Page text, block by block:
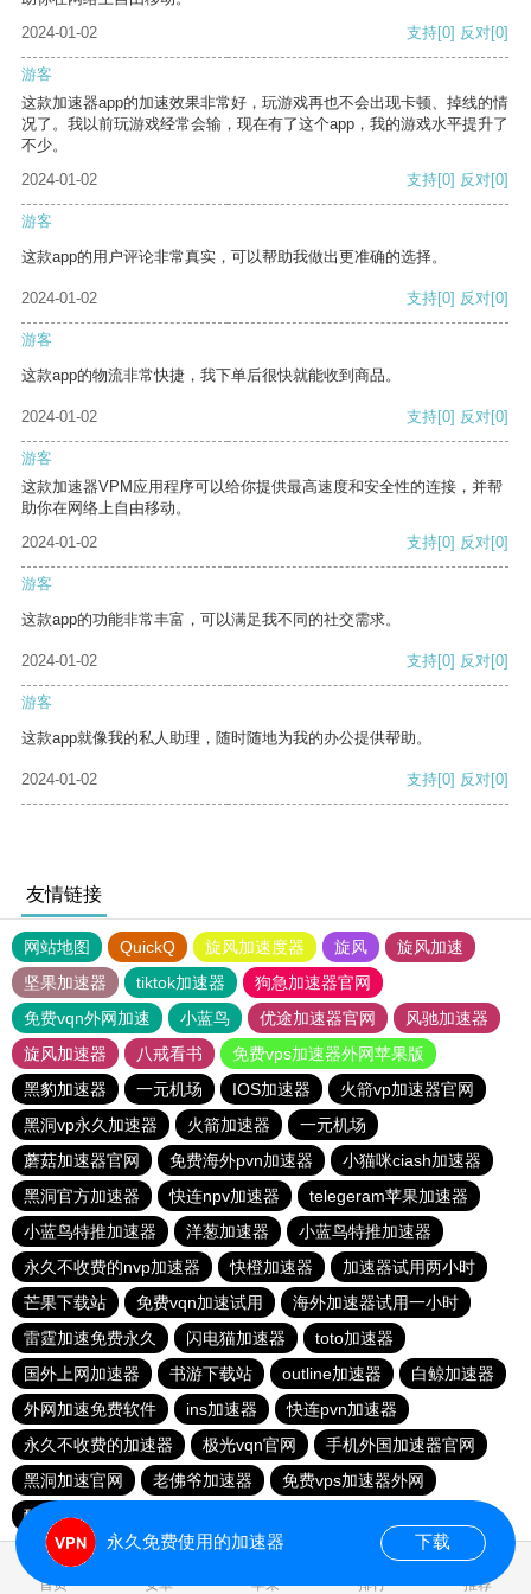
2024-01-02
支持[0] 反对[0]
游客
这款加速器app的加速效果非常好，玩游戏再也不会出现卡顿、掉线的情
况了。我以前玩游戏经常会输，现在有了这个app，我的游戏水平提升了
不少。
2024-01-02
支持[0] 反对[0]
游客
这款app的用户评论非常真实，可以帮助我做出更准确的选择。
2024-01-02 支持[0] 反对[0]
游客
这款app的物流非常快捷，我下单后很快就能收到商品。
2024-01-02 支持[0] 反对[0]
游客
这款加速器VPM应用程序可以给你提供最高速度和安全性的连接，并帮
助你在网络上自由移动。
2024-01-02
支持[0] 反对[0]
游客
这款app的功能非常丰富，可以满足我不同的社交需求。
2024-01-02 支持[0] 反对[0]
游客
这款app就像我的私人助理，随时随地为我的办公提供帮助。
2024-01-02 支持[0] 反对[0]
友情链接
网站地图 QuickQ 旋风加速度器 旋风
旋风加速
坚果加速器
tiktok加速器
狗急加速器官网
免费vqn外网加速
小蓝鸟 优途加速器官网
风驰加速器
旋风加速器
八戒看书
免费vps加速器外网苹果版
黑豹加速器
一元机场 IOS加速器
火箭vp加速器官网
黑洞vp永久加速器
火箭加速器
一元机场
蘑菇加速器官网
免费海外pvn加速器
小猫咪ciash加速器
黑洞官方加速器
快连npv加速器
telegeram苹果加速器
小蓝鸟特推加速器
洋葱加速器
小蓝鸟特推加速器
永久不收费的nvp加速器
快橙加速器
加速器试用两小时
芒果下载站
免费vqn加速试用
海外加速器试用一小时
雷霆加速免费永久
闪电猫加速器
toto加速器
国外上网加速器
书游下载站 outline加速器
白鲸加速器
外网加速免费软件
ins加速器
快连pvn加速器
永久不收费的加速器
极光vqn官网
手机外国加速器官网
黑洞加速官网
老佛爷加速器
免费vps加速器外网
酷通加速器官网
首页 安卓 苹果 排行 推荐
永久免费使用的加速器 下载
0.847818s